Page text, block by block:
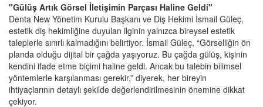
"Gülüş Artık Görsel İletişimin Parçası Haline Geldi"
Denta New Yönetim Kurulu Başkanı ve Diş Hekimi İsmail Güleç,
estetik diş hekimliğine duyulan ilginin yalnızca bireysel estetik
taleplerle sınırlı kalmadığını belirtiyor. İsmail Güleç, “Görselliğin ön
planda olduğu dijital bir çağda yaşıyoruz. Bu çağda gülüş, kişinin
kendini ifade etme biçimi haline geldi. Ancak bu talebin bilimsel
yöntemlerle karşılanması gerekir,” diyerek, her bireyin
ihtiyaçlarının detaylı şekilde değerlendirilmesinin önemine dikkat
çekiyor.